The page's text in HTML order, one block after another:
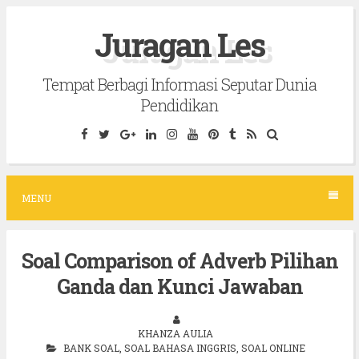
c
Juragan Les
Tempat Berbagi Informasi Seputar Dunia
Pendidikan
MENU
Soal Comparison of Adverb Pilihan
Ganda dan Kunci Jawaban
KHANZA AULIA
BANK SOAL, SOAL BAHASA INGGRIS SOAL ONLINE